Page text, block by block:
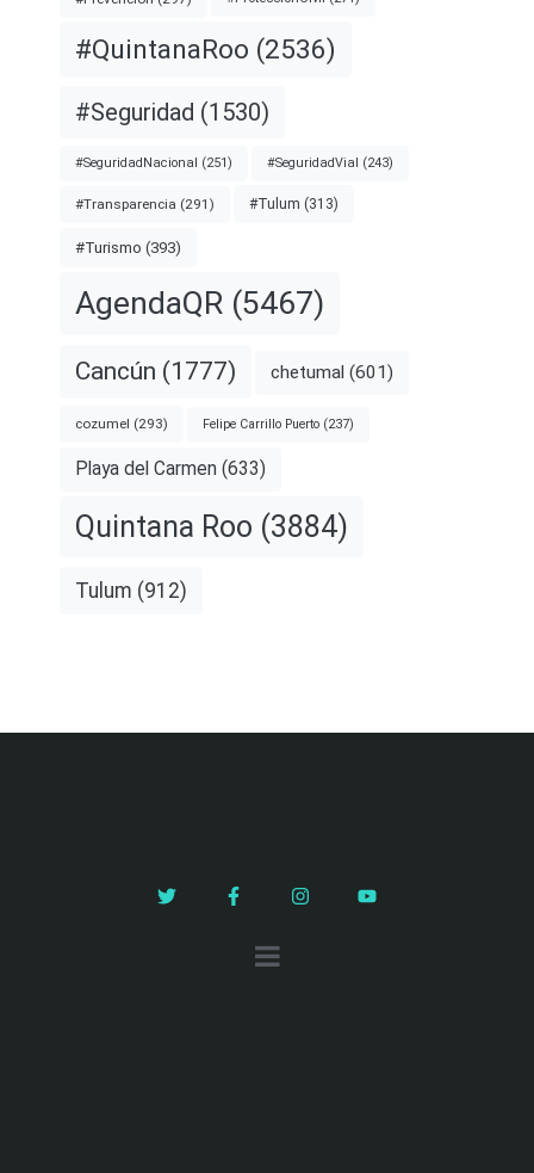
#QuintanaRoo (2536)
#Seguridad (1530)
#SeguridadNacional (251) #SeguridadVial (243)
#Transparencia (291) #Tulum (313)
#Turismo (393)
AgendaQR (5467)
Cancún (1777) chetumal (601)
cozumel (293) Felipe Carrillo Puerto (237)
Playa del Carmen (633)
Quintana Roo (3884)
Tulum (912)